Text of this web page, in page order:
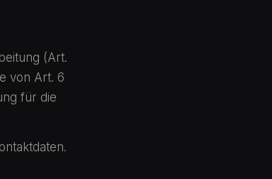
(Art.
von Art. 6
für die